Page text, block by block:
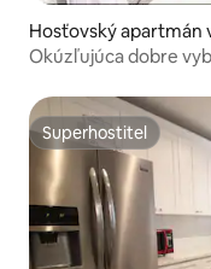
Hosťovský apartmán
Okúzľujúca dobre
Superhostiteľ
Superhostiteľ